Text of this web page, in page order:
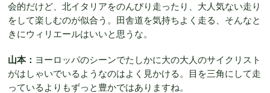
会的だけど、北イタリアをのんびり走ったり、大人気ない走り
をして楽しむのが似合う。田舎道を気持ちよく走る、そんなと
きにウィリエールはいいと思うな。
山本： ヨーロッパのシーンでたしかに大の大人のサイクリスト
がはしゃいでいるようなのはよく見かける。目を三角にして走
っているよりもずっと豊かではありますね。